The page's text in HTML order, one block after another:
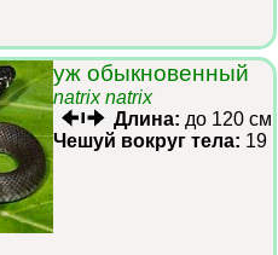
уж обыкновенный
natrix natrix
Длина: до 120 см
Чешуй вокруг тела: 19